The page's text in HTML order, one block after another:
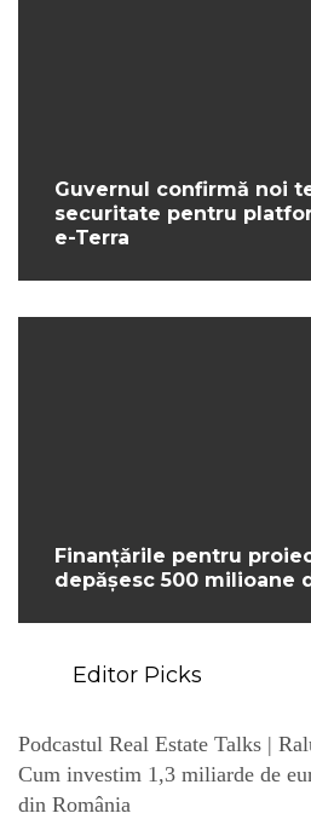
Guvernul confirmă noi
securitate pentru
e-Terra
Finanțările pentru
depășesc 500 milioane
Editor Picks
Podcastul Real Estate Talks |
Cum investim 1,3 miliarde de
din România